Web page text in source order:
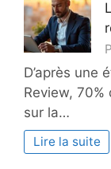
D’après une
Review,
sur la…
Lire la suite